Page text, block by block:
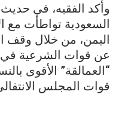
وأكد الفقيه، في حديث
السعودية تواطأت مع
اليمن، من خلال وقف
عن قوات الشرعية
“العمالقة” الأقوى
قوات المجلس